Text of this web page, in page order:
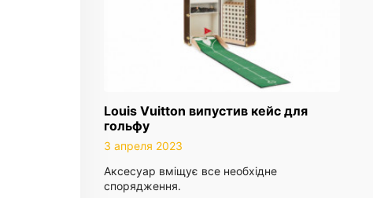
Louis Vuitton випустив кейс для
гольфу
3 апреля 2023
Аксесуар вміщує все необхідне
спорядження.